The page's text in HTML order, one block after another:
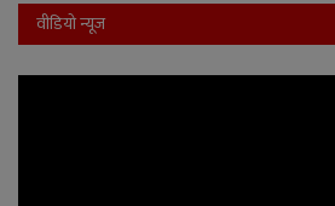
वीडियो न्यूज